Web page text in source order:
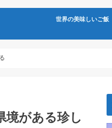
世界の美味しいご飯
境がある珍し